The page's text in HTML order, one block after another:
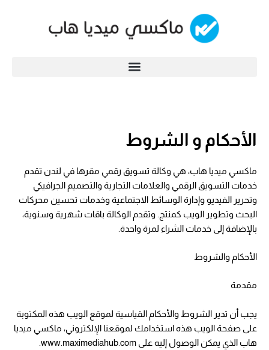
الأحكام و الشروط
ماكسي ميديا هاب، هي وكالة تسويق رقمي مقرها في لندن تقدم
خدمات التسويق الرقمي والعلامات التجارية والتصميم الجرافيكي
وتحرير الفيديو وإدارة الوسائط الاجتماعية وخدمات تحسين محركات
البحث وتطوير الويب كمنتج. وتقدم الوكالة باقات شهرية وسنوية،
بالإضافة إلى خدمات الشراء لمرة واحدة.
الأحكام والشروط
مقدمة
يجب أن تدير الشروط والأحكام القياسية لموقع الويب هذه المكتوبة
على صفحة الويب هذه استخدامك لموقعنا الإلكتروني، ماكسي ميديا
هاب الذي يمكن الوصول إليه على www.maximediahub.com.